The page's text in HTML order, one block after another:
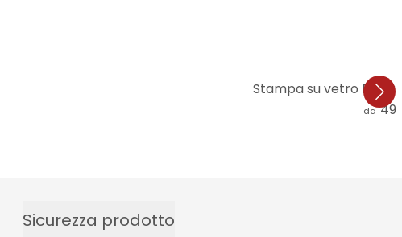
Stampa su vetro
da
Sicurezza prodotto